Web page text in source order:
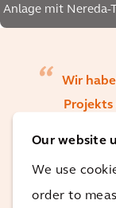
Our website
We use
order to
Anlage mit Nereda-
Wir
dem